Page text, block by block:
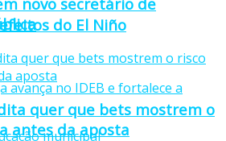
do El Niño
quer que bets mostrem o
antes da aposta